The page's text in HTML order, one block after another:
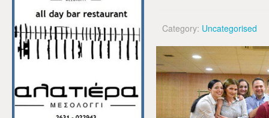
Category: Uncategorised